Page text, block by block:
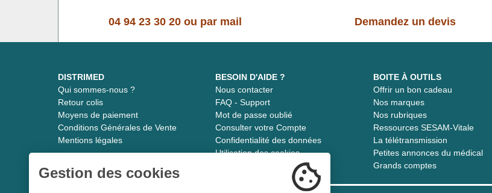
04 94 23 30 20 ou par mail Demandez un devis
DISTRIMED
Qui sommes-nous ?
Retour colis
Moyens de paiement
Conditions Générales de Vente
Mentions légales
BESOIN D'AIDE ?
Nous contacter
FAQ - Support
Mot de passe oublié
Consulter votre Compte
Confidentialité des données
Utilisation des cookies
BOITE À OUTILS
Offrir un bon cadeau
Nos marques
Nos rubriques
Ressources SESAM-Vitale
La télétransmission
Petites annonces du médical
Grands comptes
Gestion des cookies